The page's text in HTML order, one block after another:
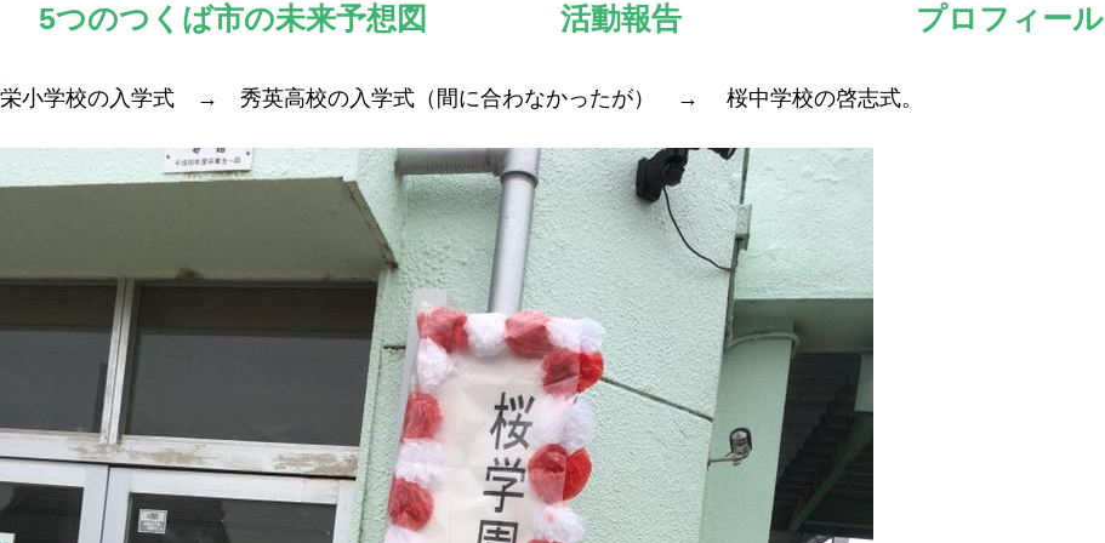
5つのつくば市の未来予想図 活動報告 プロフィール
お問い合わせ
栄小学校の入学式 → 秀英高校の入学式（間に合わなかったが） → 桜中学校の啓志式。